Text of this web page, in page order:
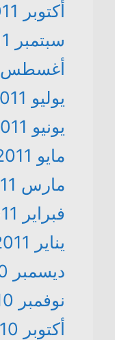
أكتوبر 2011
سبتمبر 2011
أغسطس 2011
يوليو 2011
يونيو 2011
مايو 2011
مارس 2011
فبراير 2011
يناير 2011
ديسمبر 2010
نوفمبر 2010
أكتوبر 2010